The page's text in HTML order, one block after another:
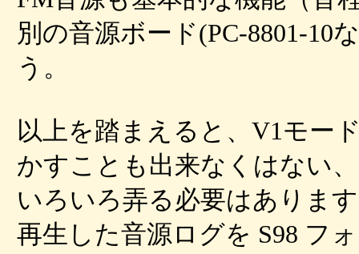
別の音源ボード(PC-8801-10
う。
以上を踏まえると、V1モー
かすことも出来なくはない
いろいろ弄る必要はありま
再生した音源ログを S98 フ